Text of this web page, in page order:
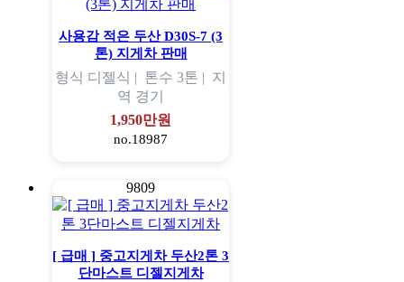
사용감 적은 두산 D30S-7 (3
톤) 지게차 판매
형식 디젤식 | 톤수 3톤 | 지
역 경기
1,950만원
no.18987
9809
[ 급매 ] 중고지게차 두산2톤 3
단마스트 디젤지게차